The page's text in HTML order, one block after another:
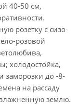
40-50 см,
розетку с сизо-
розовой
холодостойка,
заморозки до -8-
на рассаду
землю.